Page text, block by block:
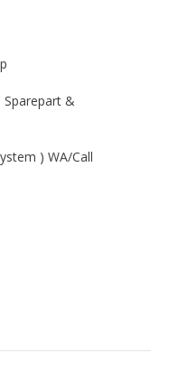
Sparepart &
) WA/Call